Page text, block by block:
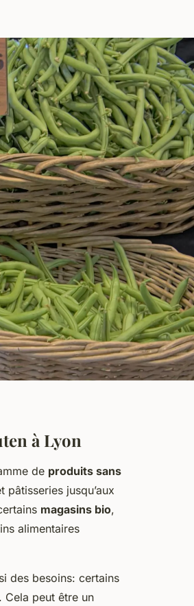
à Lyon
de produits sans
jusqu’aux
magasins bio,
alimentaires
des besoins: certains
Cela peut être un